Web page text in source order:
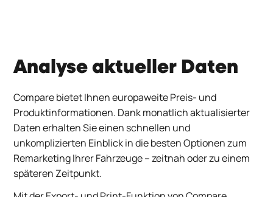
Analyse aktueller Daten
Compare bietet Ihnen europaweite Preis- und
Produktinformationen. Dank monatlich aktualisierter
Daten erhalten Sie einen schnellen und
unkomplizierten Einblick in die besten Optionen zum
Remarketing Ihrer Fahrzeuge – zeitnah oder zu einem
späteren Zeitpunkt.